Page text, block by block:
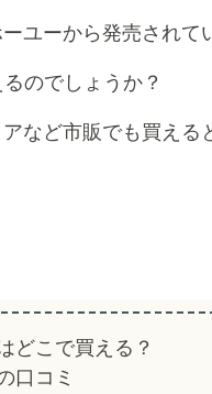
ユーから発売されて
のでしょうか？
など市販でも買える
どこで買える？
口コミ